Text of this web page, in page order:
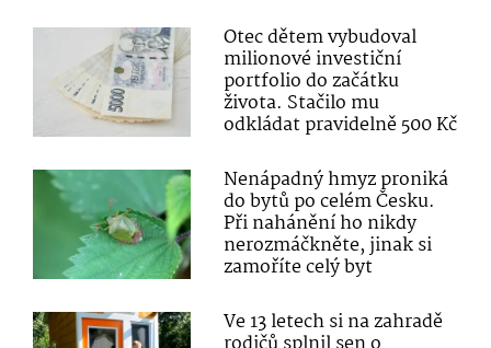
Otec dětem vybudoval
milionové investiční
portfolio do začátku
života. Stačilo mu
odkládat pravidelně 500 Kč
Nenápadný hmyz proniká
do bytů po celém Česku.
Při nahánění ho nikdy
nerozmáčkněte, jinak si
zamoříte celý byt
Ve 13 letech si na zahradě